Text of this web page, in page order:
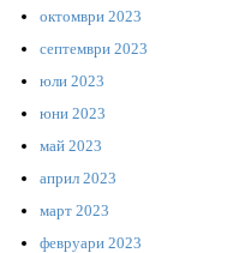
октомври 2023
септември 2023
юли 2023
юни 2023
май 2023
април 2023
март 2023
февруари 2023